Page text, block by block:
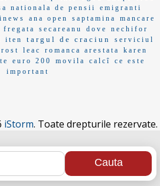
nationala de pensii
emigranti
inews ana open saptamina
mancare
fregata secareanu dove
nechifor
iten targul de craciun
serviciul
rost leac romanca arestata
karen
euro 200 movila calcî
ce este
important
iStorm. Toate drepturile rezervate.